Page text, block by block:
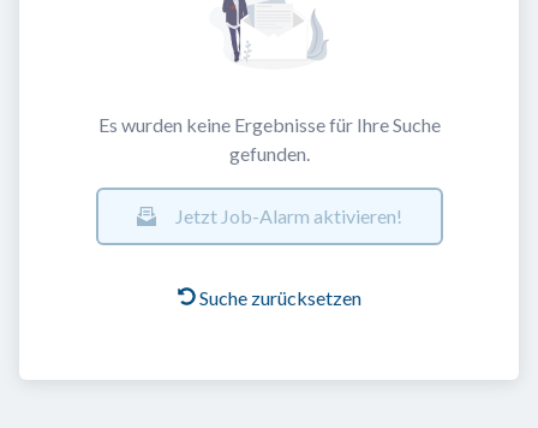
Es wurden keine Ergebnisse für Ihre Suche
gefunden.
Jetzt Job-Alarm aktivieren!
Suche zurücksetzen